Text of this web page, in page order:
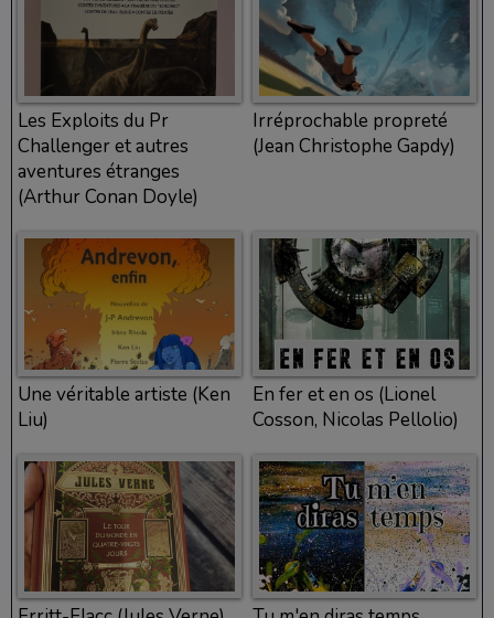
Les Exploits du Pr
Challenger et autres
aventures étranges
(Arthur Conan Doyle)
Irréprochable propreté
(Jean Christophe Gapdy)
Une véritable artiste (Ken
Liu)
En fer et en os (Lionel
Cosson, Nicolas Pellolio)